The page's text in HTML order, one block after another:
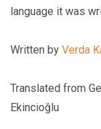
language it was
Written by Verda
Translated from
Ekincioğlu